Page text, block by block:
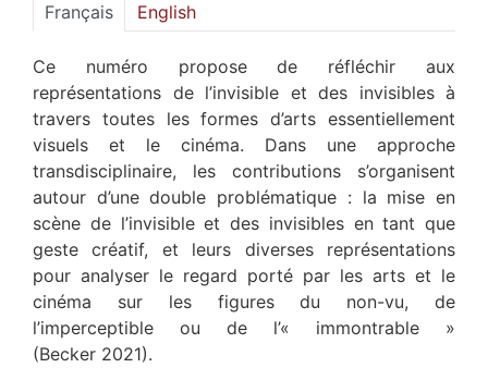
Français English
Ce numéro propose de réfléchir aux
représentations de l’invisible et des invisibles à
travers toutes les formes d’arts essentiellement
visuels et le cinéma. Dans une approche
transdisciplinaire, les contributions s’organisent
autour d’une double problématique : la mise en
scène de l’invisible et des invisibles en tant que
geste créatif, et leurs diverses représentations
pour analyser le regard porté par les arts et le
cinéma sur les figures du non-vu, de
l’imperceptible ou de l’« immontrable »
(Becker 2021).